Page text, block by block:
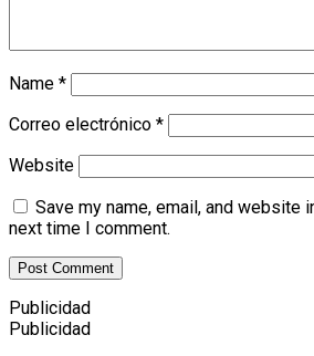
Name *
Correo electrónico *
Website
Save my name, email, and website
next time I comment.
Publicidad
Publicidad